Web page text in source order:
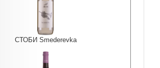
СТОБИ Smederevka